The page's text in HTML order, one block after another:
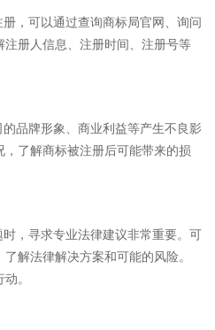
，可以通过查询商标局官网、询问
册人信息、注册时间、注册号等
品牌形象、商业利益等产生不良影
了解商标被注册后可能带来的损
，寻求专业法律建议非常重要。可
解法律解决方案和可能的风险。
。